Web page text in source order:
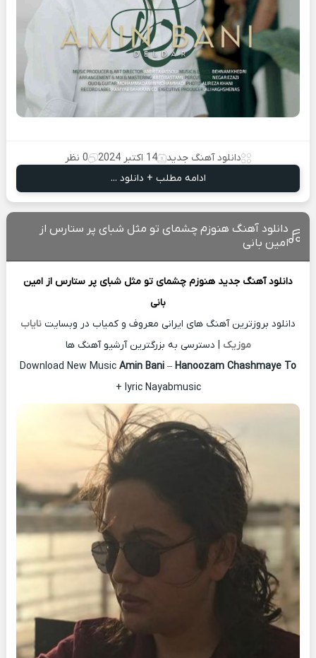
دانلود آهنگ جدید 14 اکتبر 2024
0 نظر
ادامه مطلب + دانلود ...
دانلود آهنگ هنوزم چشمای تو مثل شبای پر ستارس از
امین بانی
دانلود آهنگ جدید هنوزم چشمای تو مثل شبای پر ستارس از امین
بانی
دانلود بروزترین آهنگ های ایرانی معروف و کمیاب در وبسایت نایاب
موزیک | دسترسی به بزرگترین آرشیو آهنگ ها
Download New Music Amin Bani – Hanoozam Chashmaye To
+ lyric Nayabmusic